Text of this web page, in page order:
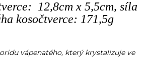
12,8cm x 5,5cm, síla
kosočtverce: 171,5g
vápenatého, který krystalizuje ve